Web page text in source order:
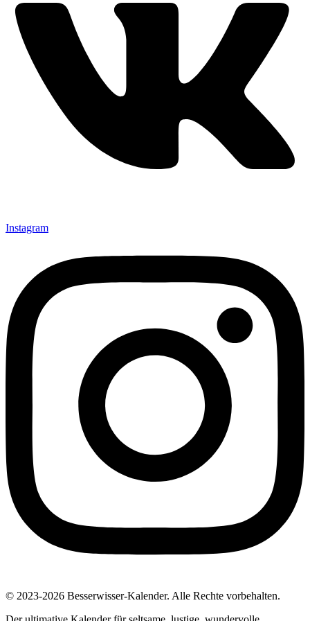
Instagram
© 2023-2026 Besserwisser-Kalender. Alle Rechte vorbehalten.